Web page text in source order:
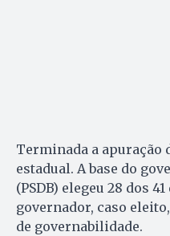
Terminada a apuração
estadual. A base do
(PSDB) elegeu 28 dos
governador, caso
de governabilidade.